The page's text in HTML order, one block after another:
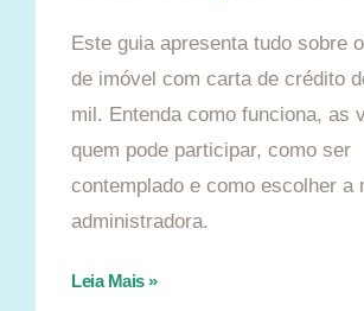
Este guia apresenta tudo sobre
de imóvel com carta de crédito
mil. Entenda como funciona, as
quem pode participar, como ser
contemplado e como escolher a
administradora.
Leia Mais »